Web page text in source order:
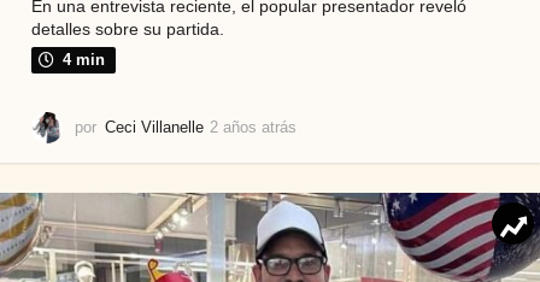
En una entrevista reciente, el popular presentador reveló
detalles sobre su partida.
4 min
por Ceci Villanelle 2 años atrás
o
a
t